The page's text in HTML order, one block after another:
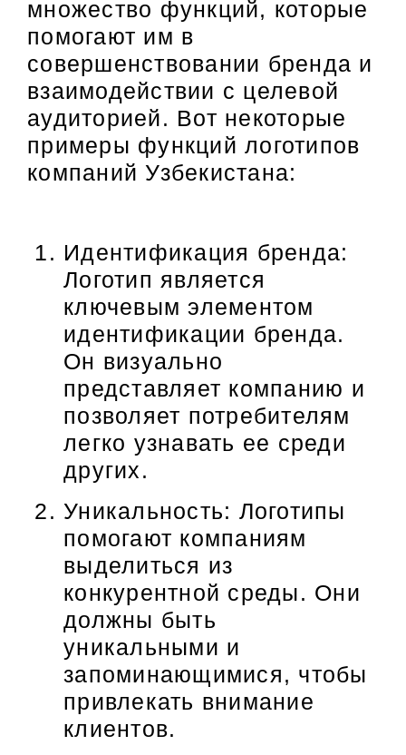
множество функций, которые
помогают им в
совершенствовании бренда и
взаимодействии с целевой
аудиторией. Вот некоторые
примеры функций логотипов
компаний Узбекистана:
Идентификация бренда:
Логотип является
ключевым элементом
идентификации бренда.
Он визуально
представляет компанию и
позволяет потребителям
легко узнавать ее среди
других.
Уникальность: Логотипы
помогают компаниям
выделиться из
конкурентной среды. Они
должны быть
уникальными и
запоминающимися, чтобы
привлекать внимание
клиентов.